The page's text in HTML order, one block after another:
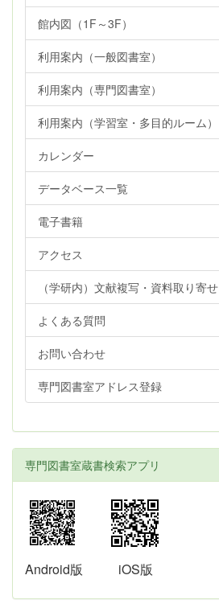
館内図（1F～3F）
利用案内（一般図書室）
利用案内（専門図書室）
利用案内（学習室・多目的ルーム）
カレンダー
データベース一覧
電子書籍
アクセス
（学研内）文献複写・資料取り寄せ
よくある質問
お問い合わせ
専門図書室アドレス登録
専門図書室蔵書検索アプリ
Android版 iOS版